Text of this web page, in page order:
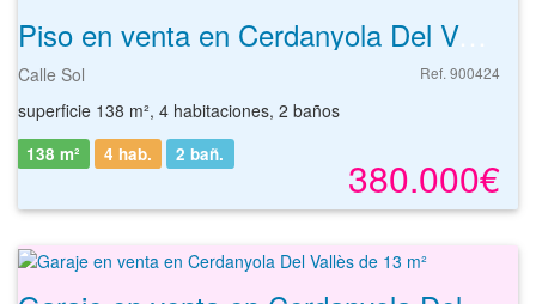
Piso en venta en Cerdanyola Del Vallès de 138 m²
Calle Sol Ref. 900424
superficie 138 m², 4 habitaciones, 2 baños
380.000€
138 m² 4 hab. 2 bañ.